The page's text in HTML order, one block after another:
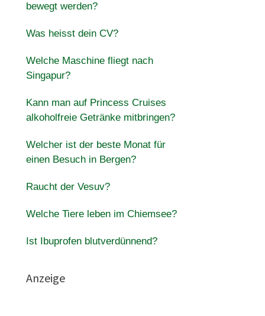
bewegt werden?
Was heisst dein CV?
Welche Maschine fliegt nach
Singapur?
Kann man auf Princess Cruises
alkoholfreie Getränke mitbringen?
Welcher ist der beste Monat für
einen Besuch in Bergen?
Raucht der Vesuv?
Welche Tiere leben im Chiemsee?
Ist Ibuprofen blutverdünnend?
Anzeige